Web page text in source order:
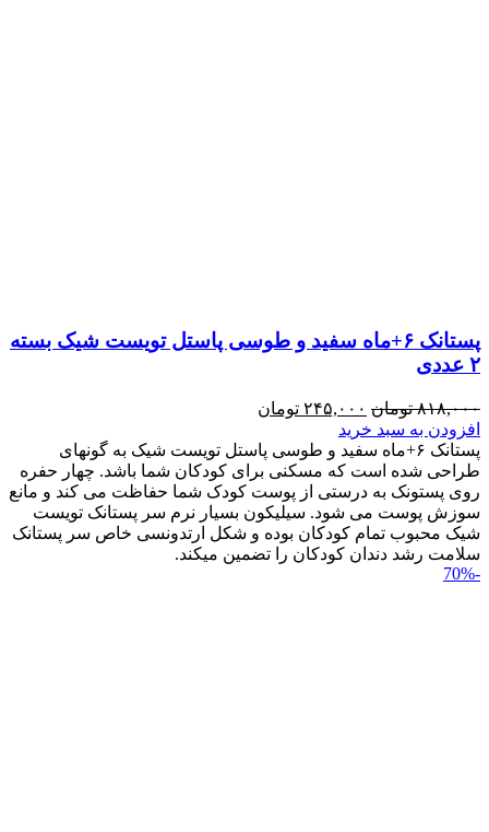
پستانک ۶+ماه سفید و طوسی پاستل تویست شیک بسته
۲ عددی
۸۱۸,۰۰۰ تومان ۲۴۵,۰۰۰ تومان
افزودن به سبد خرید
پستانک ۶+ماه سفید و طوسی پاستل تویست شیک به گونه‎ای
طراحی شده است که مسکنی برای کودکان شما باشد. چهار حفره
روی پستونک به درستی از پوست کودک شما حفاظت می کند و مانع
سوزش پوست می شود. سیلیکون بسیار نرم سر پستانک تویست
شیک محبوب تمام کودکان بوده و شکل ارتدونسی خاص سر پستانک
سلامت رشد دندان کودکان را تضمین می‎کند.
-70%